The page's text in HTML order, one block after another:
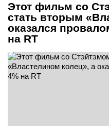
Этот фильм со
стать вторым
оказался
на RT